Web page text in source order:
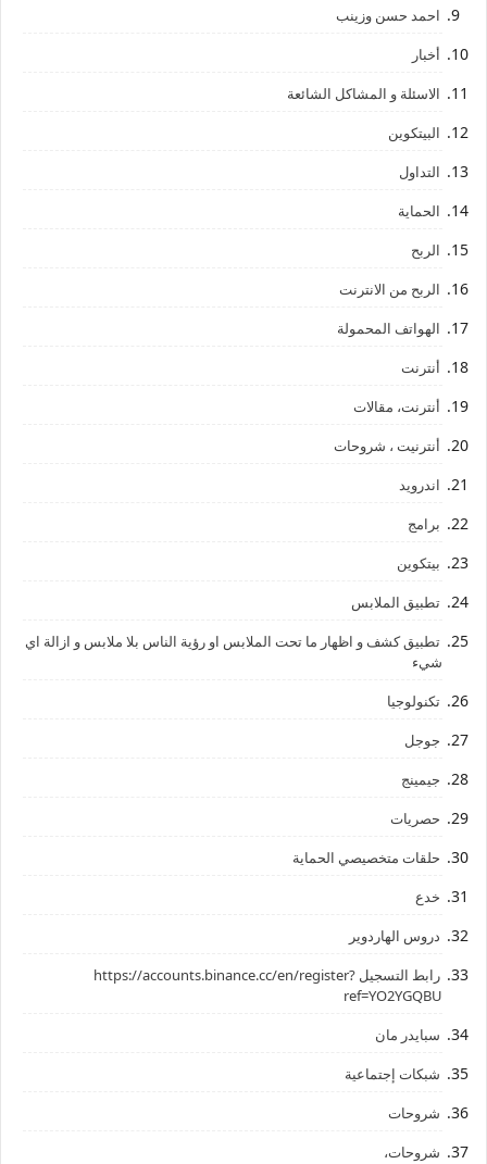
احمد حسن وزينب
أخبار
الاسئلة و المشاكل الشائعة
البيتكوين
التداول
الحماية
الربح
الربح من الانترنت
الهواتف المحمولة
أنترنت
أنترنت، مقالات
أنترنيت ، شروحات
اندرويد
برامج
بيتكوين
تطبيق الملابس
تطبيق كشف و اظهار ما تحت الملابس او رؤية الناس بلا ملابس و ازالة اي
شيء
تكنولوجيا
جوجل
جيمينج
حصريات
حلقات متخصيصي الحماية
خدع
دروس الهاردوير
رابط ‏التسجيل ‏https://accounts.binance.cc/en/register?
ref=YO2YGQBU ‏
سبايدر مان
شبكات إجتماعية
شروحات
شروحات،